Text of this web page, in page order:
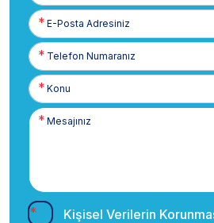
E-
Posta
Telefon
Numaranız
Kişisel Verilerin